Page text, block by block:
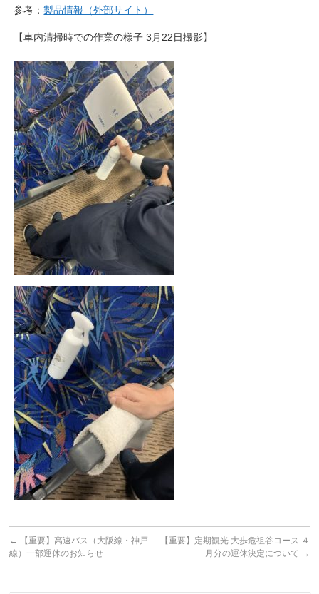
参考：製品情報（外部サイト）
【車内清掃時での作業の様子 3月22日撮影】
←
【重要】高速バス（大阪線・神戸
線）一部運休のお知らせ
【重要】定期観光 大歩危祖谷コース ４
月分の運休決定について →